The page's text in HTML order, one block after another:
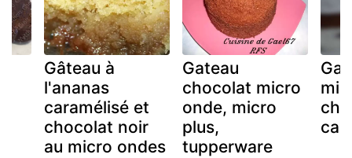
Gâteau à
l'ananas
caramélisé et
chocolat noir
au micro ondes
Gateau
chocolat micro
onde, micro
plus,
tupperware